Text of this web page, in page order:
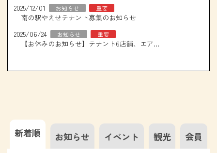
2025/12/01
お知らせ 重要
南の駅やえせテナント募集のお知らせ
2025/06/24
お知らせ 重要
【お休みのお知らせ】テナント6店舗、エアコン取り換え工事について
新着順 お知らせ イベント 観光 会員